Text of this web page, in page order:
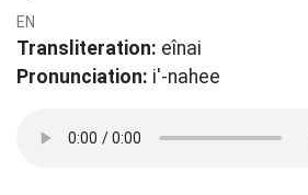
EN
Transliteration: eînai
Pronunciation: i'-nahee